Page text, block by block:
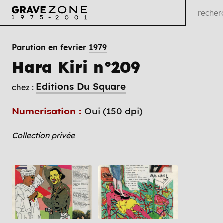
Parution en fevrier 1979
Hara Kiri n°209
chez : Editions Du Square
Numerisation : Oui (150 dpi)
Collection privée